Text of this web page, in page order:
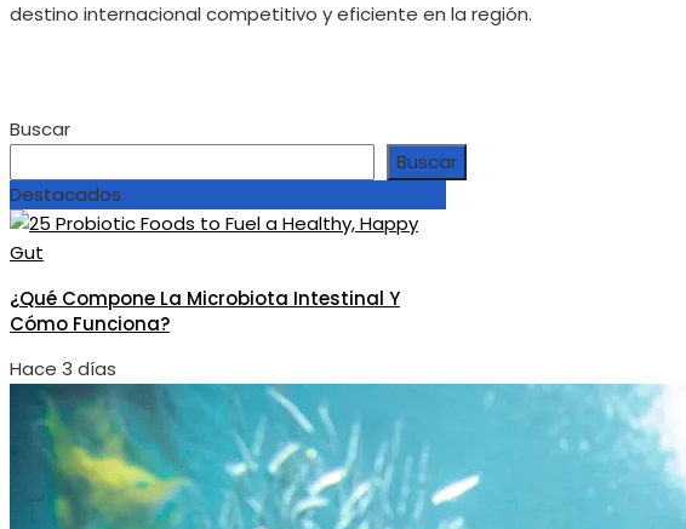
destino internacional competitivo y eficiente en la región.
Buscar
Buscar
Destacados
¿Qué Compone La Microbiota Intestinal Y
Cómo Funciona?
Hace 3 días